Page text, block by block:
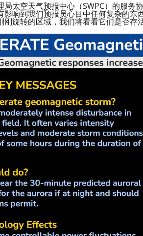
局太空天气预报中心（SWPC）的服
影响到我们预报员心目中任何复杂的
刚旋转的区域，我们将看看它们是否存